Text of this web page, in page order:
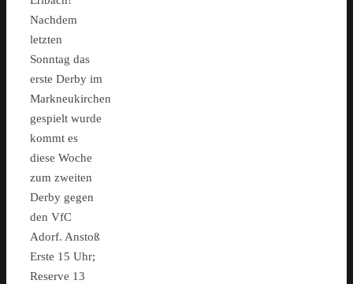
Nachdem
letzten
Sonntag das
erste Derby im
Markneukirchen
gespielt wurde
kommt es
diese Woche
zum zweiten
Derby gegen
den VfC
Adorf. Anstoß
Erste 15 Uhr;
Reserve 13